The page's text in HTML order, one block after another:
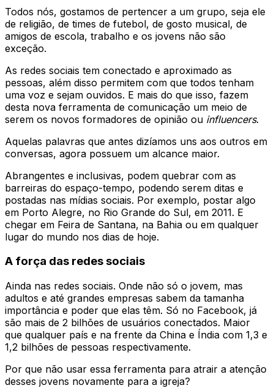
Todos nós, gostamos de pertencer a um grupo, seja ele
de religião, de times de futebol, de gosto musical, de
amigos de escola, trabalho e os jovens não são
exceção.
As redes sociais tem conectado e aproximado as
pessoas, além disso permitem com que todos tenham
uma voz e sejam ouvidos. E mais do que isso, fazem
desta nova ferramenta de comunicação um meio de
serem os novos formadores de opinião ou influencers.
Aquelas palavras que antes dizíamos uns aos outros em
conversas, agora possuem um alcance maior.
Abrangentes e inclusivas, podem quebrar com as
barreiras do espaço-tempo, podendo serem ditas e
postadas nas mídias sociais. Por exemplo, postar algo
em Porto Alegre, no Rio Grande do Sul, em 2011. E
chegar em Feira de Santana, na Bahia ou em qualquer
lugar do mundo nos dias de hoje.
A força das redes sociais
Ainda nas redes sociais. Onde não só o jovem, mas
adultos e até grandes empresas sabem da tamanha
importância e poder que elas têm. Só no Facebook, já
são mais de 2 bilhões de usuários conectados. Maior
que qualquer país e na frente da China e Índia com 1,3 e
1,2 bilhões de pessoas respectivamente.
Por que não usar essa ferramenta para atrair a atenção
desses jovens novamente para a igreja?